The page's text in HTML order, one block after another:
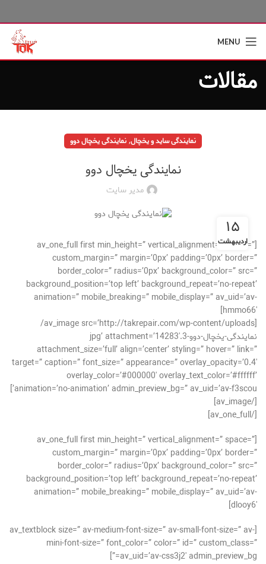
MENU
مقالات
نمایندگی ساید و یخچال, نمایندگی یخچال دوو
نمایندگی یخچال دوو
مدیر سایت
۱۵
اردیبهشت
[av_one_full first min_height=” vertical_alignment=” space=”
custom_margin=” margin=’0px’ padding=’0px’ border=”
border_color=” radius=’0px’ background_color=” src=”
background_position=’top left’ background_repeat=’no-repeat’
animation=” mobile_breaking=” mobile_display=” av_uid=’av-
hmmo66′]
[av_image src=’http://takrepair.com/wp-content/uploads/
نمایندگی-یخچال-دوو-3.jpg’ attachment=’14283′
attachment_size=’full’ align=’center’ styling=” hover=” link=”
target=” caption=” font_size=” appearance=” overlay_opacity=’0.4′
overlay_color=’#000000′ overlay_text_color=’#ffffff’
animation=’no-animation’ admin_preview_bg=” av_uid=’av-f3scou’]
[/av_image]
[/av_one_full]
[av_one_full first min_height=” vertical_alignment=” space=”
custom_margin=” margin=’0px’ padding=’0px’ border=”
border_color=” radius=’0px’ background_color=” src=”
background_position=’top left’ background_repeat=’no-repeat’
animation=” mobile_breaking=” mobile_display=” av_uid=’av-
dlooy6′]
[av_textblock size=” av-medium-font-size=” av-small-font-size=” av-
mini-font-size=” font_color=” color=” id=” custom_class=”
av_uid=’av-css3j2′ admin_preview_bg=”]